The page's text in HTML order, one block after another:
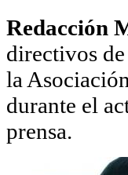
Redacción
directivos
la
durante el
prensa.